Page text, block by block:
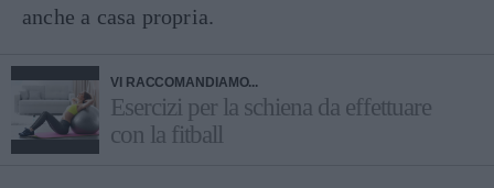
anche a casa propria.
VI RACCOMANDIAMO...
Esercizi per la schiena da effettuare
con la fitball